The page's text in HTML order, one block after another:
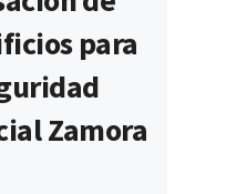
para
Zamora